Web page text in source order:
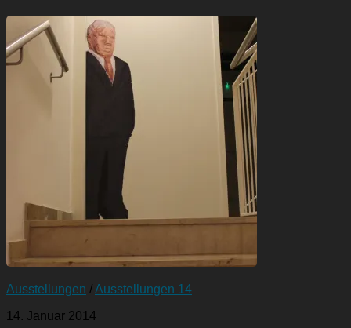
Ausstellungen /Ausstellungen 14
14. Januar 2014